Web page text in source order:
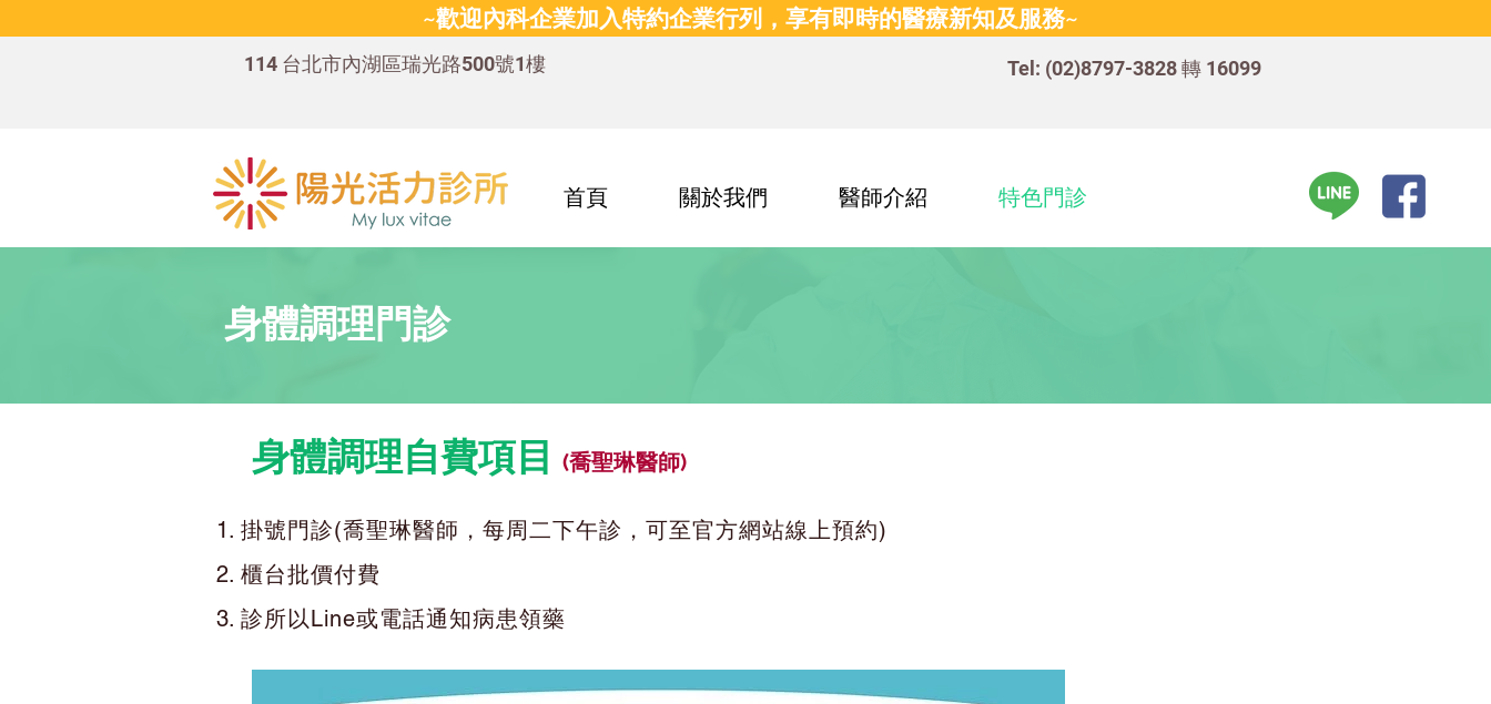
~歡迎內科企業加入特約企業行列，享有即時的醫療新知及服務~
114 台北市內湖區瑞光路500號1樓 Tel: (02)8797-3828 轉 16099
首頁 關於我們 醫師介紹 特色門診
身體調理門診
身體調理自費項目 (喬聖琳醫師)
掛號門診(喬聖琳醫師，每周二下午診，可至官方網站線上預約)
櫃台批價付費
診所以Line或電話通知病患領藥